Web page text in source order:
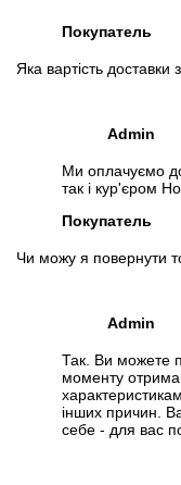
Отслеживать на
Покупатель
Яка вартість
Admin
Ми оплачуємо
так і кур'єром
Покупатель
Чи можу я повернути
Admin
Так. Ви можете
моменту
інших причин.
себе - для вас